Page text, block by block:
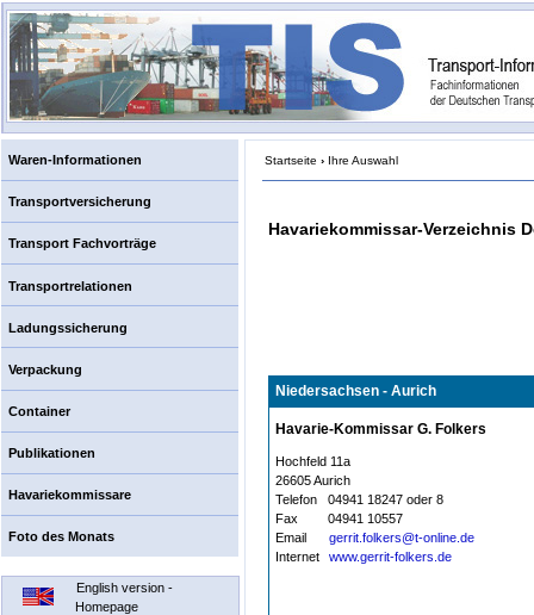
Waren-Informationen
Transportversicherung
Transport Fachvorträge
Transportrelationen
Ladungssicherung
Verpackung
Container
Publikationen
Havariekommissare
Foto des Monats
English version -
Homepage
Startseite › Ihre Auswahl
Havariekommissar-Verzeichnis
Niedersachsen - Aurich
Havarie-Kommissar G. Folkers
Hochfeld 11a
26605 Aurich
Telefon
04941 18247 oder 8
Fax
04941 10557
Email
gerrit.folkers@t-online.de
Internet
www.gerrit-folkers.de